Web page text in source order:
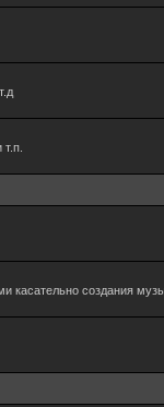
касательно создания